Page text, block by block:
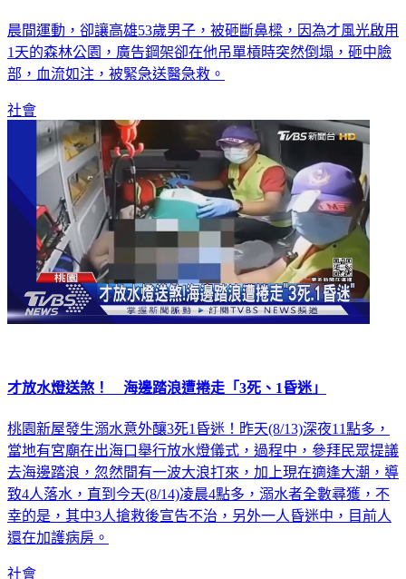
晨間運動，卻讓高雄53歲男子，被砸斷鼻樑，因為才風光啟用
1天的森林公園，廣告鋼架卻在他吊單槓時突然倒塌，砸中臉
部，血流如注，被緊急送醫急救。
社會
才放水燈送煞！ 海邊踏浪遭捲走「3死、1昏迷」
桃園新屋發生溺水意外釀3死1昏迷！昨天(8/13)深夜11點多，
當地有宮廟在出海口舉行放水燈儀式，過程中，參拜民眾提議
去海邊踏浪，忽然間有一波大浪打來，加上現在適逢大潮，導
致4人落水，直到今天(8/14)凌晨4點多，溺水者全數尋獲，不
幸的是，其中3人搶救後宣告不治，另外一人昏迷中，目前人
還在加護病房。
社會